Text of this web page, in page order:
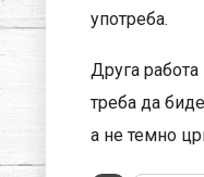
употреба.
Друга работа
треба да
а не темно